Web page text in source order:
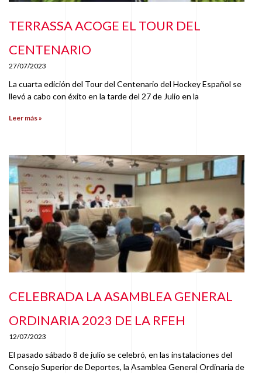
TERRASSA ACOGE EL TOUR DEL
CENTENARIO
27/07/2023
La cuarta edición del Tour del Centenario del Hockey Español se
llevó a cabo con éxito en la tarde del 27 de Julio en la
Leer más »
CELEBRADA LA ASAMBLEA GENERAL
ORDINARIA 2023 DE LA RFEH
12/07/2023
El pasado sábado 8 de julio se celebró, en las instalaciones del
Consejo Superior de Deportes, la Asamblea General Ordinaria de